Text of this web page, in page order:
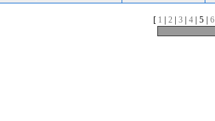
[ 1 | 2 | 3 | 4 | 5 | 6